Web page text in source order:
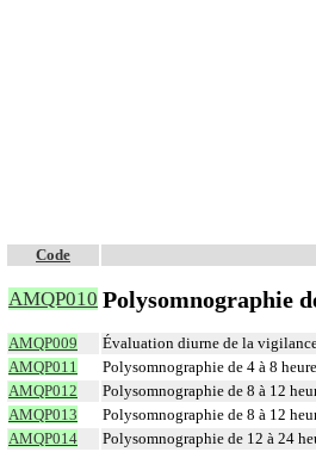
Code
AMQP010 Polysomnographie
AMQP009 Évaluation diurne de la
AMQP011 Polysomnographie de 4 à 8
AMQP012 Polysomnographie de 8 à 12
AMQP013 Polysomnographie de 8 à 12
AMQP014 Polysomnographie de 12 à 24